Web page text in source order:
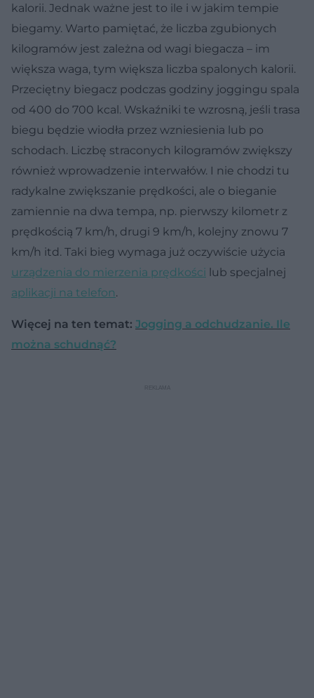
kalorii. Jednak ważne jest to ile i w jakim tempie
biegamy. Warto pamiętać, że liczba zgubionych
kilogramów jest zależna od wagi biegacza – im
większa waga, tym większa liczba spalonych kalorii.
Przeciętny biegacz podczas godziny joggingu spala
od 400 do 700 kcal. Wskaźniki te wzrosną, jeśli trasa
biegu będzie wiodła przez wzniesienia lub po
schodach. Liczbę straconych kilogramów zwiększy
również wprowadzenie interwałów. I nie chodzi tu
radykalne zwiększanie prędkości, ale o bieganie
zamiennie na dwa tempa, np. pierwszy kilometr z
prędkością 7 km/h, drugi 9 km/h, kolejny znowu 7
km/h itd. Taki bieg wymaga już oczywiście użycia
urządzenia do mierzenia prędkości lub specjalnej
aplikacji na telefon.
Więcej na ten temat: Jogging a odchudzanie. Ile
można schudnąć?